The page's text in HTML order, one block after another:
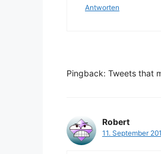
Antworten
Pingback: Tweets that
Robert
11. September